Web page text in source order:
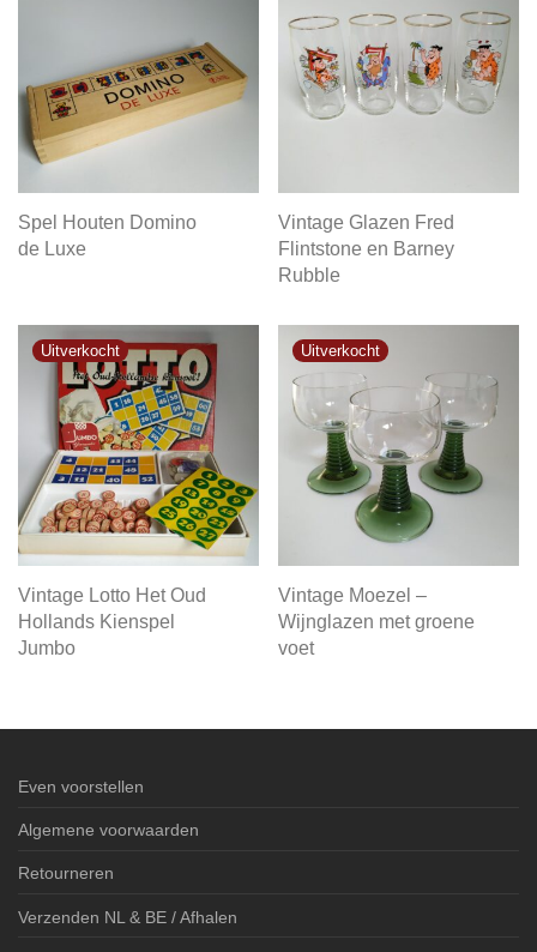
Spel Houten Domino
de Luxe
Vintage Glazen Fred
Flintstone en Barney
Rubble
Vintage Lotto Het Oud
Hollands Kienspel
Jumbo
Vintage Moezel –
Wijnglazen met groene
voet
Even voorstellen
Algemene voorwaarden
Retourneren
Verzenden NL & BE / Afhalen